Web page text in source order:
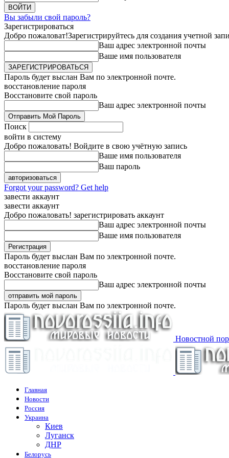
Вы забыли свой пароль?
Зарегистрироваться
Добро пожаловат!Зарегистрируйтесь для создания учетной
Ваш адрес электронной почты
Ваше имя пользователя
Пароль будет выслан Вам по электронной почте.
восстановление пароля
Восстановите свой пароль
Ваш адрес электронной почты
Поиск
войти в систему
Добро пожаловать! Войдите в свою учётную запись
Ваше имя пользователя
Ваш пароль
Forgot your password? Get help
завести аккаунт
завести аккаунт
Добро пожаловать! зарегистрировать аккаунт
Ваш адрес электронной почты
Ваше имя пользователя
Пароль будет выслан Вам по электронной почте.
восстановление пароля
Восстановите свой пароль
Ваш адрес электронной почты
Пароль будет выслан Вам по электронной почте.
Новостной
Главная
Новости
Россия
Украина
Киев
Луганск
ДНР
Белорусь